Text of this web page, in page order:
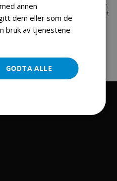
flasher ledtil markedets beste priser.
i dag fra Engros Service. Vi har et stort
og fritids segmentet. Velkommen
annen
dem eller som de
bruk av tjenestene
GODTA ALLE